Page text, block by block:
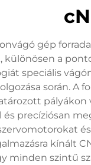
gép
a
speciális
során. A
pályákon
és precíziósan
kínált
minden szintű